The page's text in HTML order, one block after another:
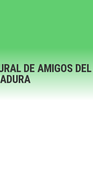
DE AMIGOS DEL